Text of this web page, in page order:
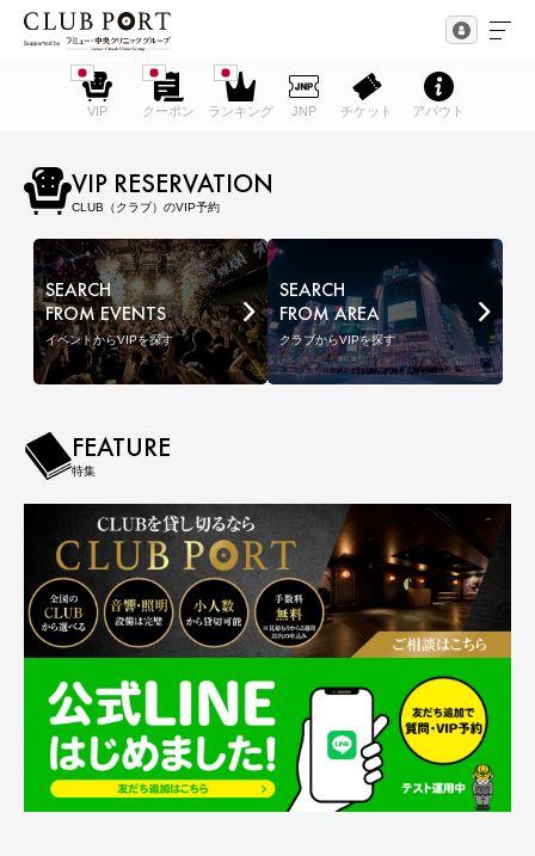
VIP クーポン ランキング JNP チケット アバウト
VIP RESERVATION
CLUB（クラブ）のVIP予約
SEARCH
FROM EVENTS
イベントからVIPを探す
SEARCH
FROM AREA
クラブからVIPを探す
FEATURE
特集